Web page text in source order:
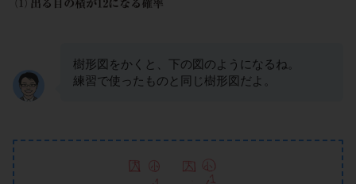
樹形図をかくと、下の図のようになるね。
練習で使ったものと同じ樹形図だよ。